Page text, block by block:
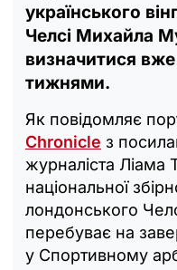
українського
Челсі Михайла
визначитися
тижнями.
Як повідомляє
Chronicle з
журналіста Ліама
національної
лондонського
перебуває на
у Спортивному